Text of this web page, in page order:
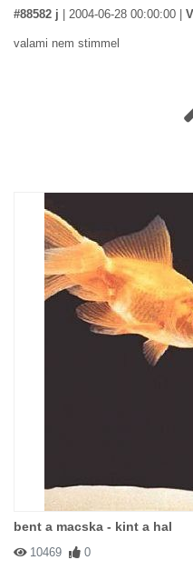
#88582 j 2004-06-28 00:00:00
valami nem stimmel
Háát cukik, de ha lennének ien
bent a macska - kint a hal
10469 0